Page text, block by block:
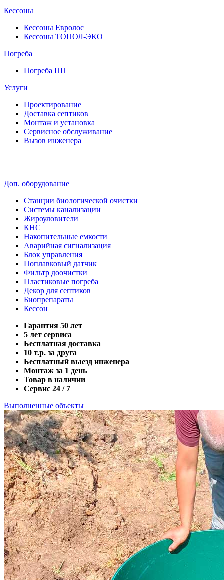
Кессоны
Кессоны Евролос
Кессоны ТОПОЛ-ЭКО
Погребa
Погреба ПП
Услуги
Проектирование
Доставка септиков
Монтаж и установка
Сервисное обслуживание
Вызов инженера
Доп. оборудование
Станции биологической очистки
Системы канализации
Жироуловители
КНС
Накопительные емкости
Аварийная сигнализация
Блок управления
Поплавковый датчик
Фильтр доочистки
Пластиковые погреба
Декор для септиков
Биопрепараты
Кессон
Гарантия 50 лет
5 лет сервиса
Бесплатная доставка
10 т.р. за друга
Бесплатный выезд инженера
Монтаж за 1 день
Товар в наличии
Сервис 24 / 7
Выполненные объекты